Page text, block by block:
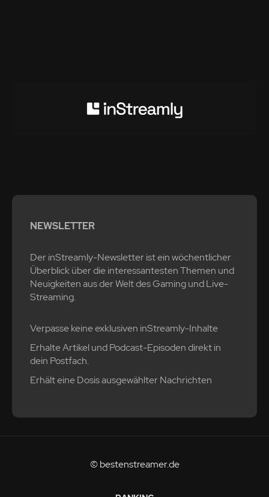
NEWSLETTER
Der inStreamly-Newsletter ist ein wöchentlicher
Überblick über die interessantesten Themen und
Neuigkeiten aus der Welt des Gaming und Live-
Streaming.
Verpasse keine exklusiven inStreamly-Inhalte
Erhalte Artikel und Podcast-Episoden direkt in
dein Postfach.
Erhält eine Dosis ausgewählter Nachrichten
© bestenstreamer.de